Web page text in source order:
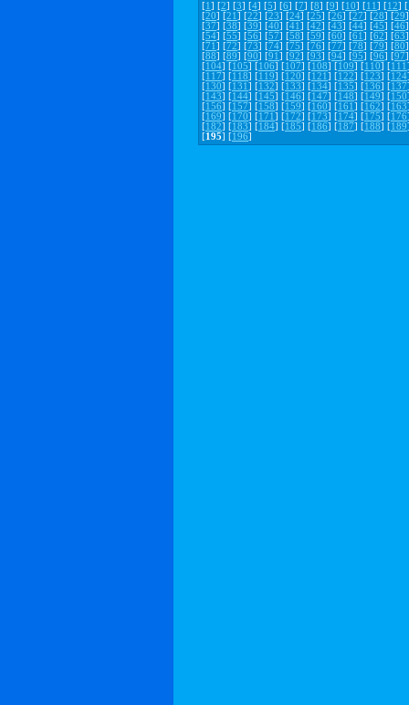
[1 ] [2] [3] [4] [5] [6] [7] [8] [9] [10] [11 ] [12] [
[20] [21 ] [22] [23] [24] [25] [26] [27] [28] [29
[37] [38] [39] [40] [41 ] [42] [43] [44] [45] [46
[54] [55] [56] [57] [58] [59] [60] [61 ] [62] [63
[71 ] [72] [73] [74] [75] [76] [77] [78] [79] [80
[88] [89] [90] [91 ] [92] [93] [94] [95] [96] [97
[104] [105] [106] [107] [108] [109] [110] [111
[117] [118] [119] [120] [121 ] [122] [123] [124
[130] [131 ] [132] [133] [134] [135] [136] [137
[143] [144] [145] [146] [147] [148] [149] [150
[156] [157] [158] [159] [160] [161 ] [162] [163
[169] [170] [171 ] [172] [173] [174] [175] [176
[182] [183] [184] [185] [186] [187] [188] [189
[195] [196]